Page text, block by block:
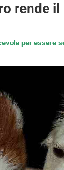
rende
per essere